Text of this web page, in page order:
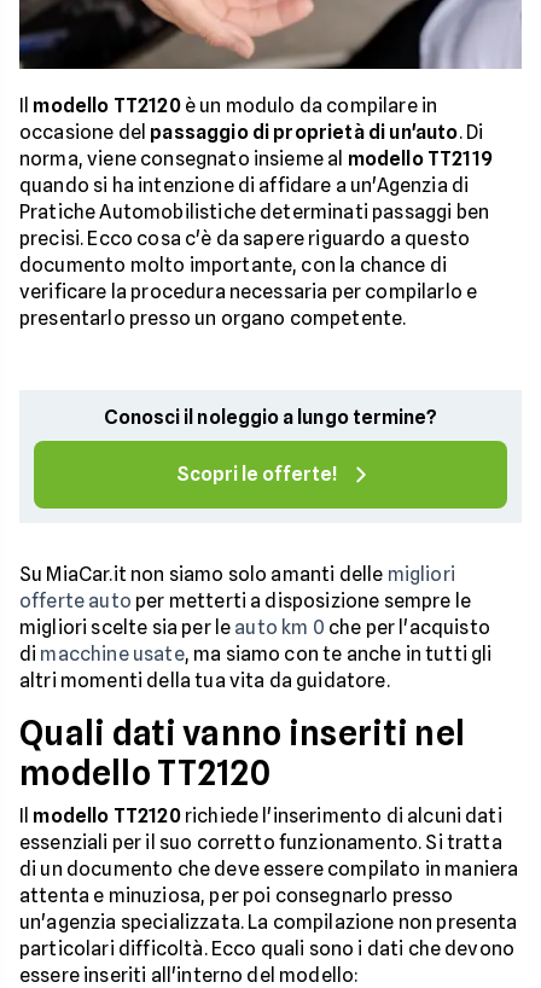
Il modello TT2120è un modulo da compilare in
occasione del passaggio di proprietà di un'auto. Di
norma, viene consegnato insieme al modello TT2119
quando si ha intenzione di affidare a un'Agenzia di
Pratiche Automobilistiche determinati passaggi ben
precisi. Ecco cosa c'è da sapere riguardo a questo
documento molto importante, con la chance di
verificare la procedura necessaria per compilarlo e
presentarlo presso un organo competente.
Conosci il noleggio a lungo termine?
Scopri le offerte!
Su MiaCar.it non siamo solo amanti delle migliori
offerte auto per metterti a disposizione sempre le
migliori scelte sia per le auto km 0 che per l'acquisto
di macchine usate, ma siamo con te anche in tutti gli
altri momenti della tua vita da guidatore.
Quali dati vanno inseriti nel
modello TT2120
Il modello TT2120richiede l'inserimento di alcuni dati
essenziali per il suo corretto funzionamento. Si tratta
di un documento che deve essere compilato in maniera
attenta e minuziosa, per poi consegnarlo presso
un'agenzia specializzata. La compilazione non presenta
particolari difficoltà. Ecco quali sono i dati che devono
essere inseriti all'interno del modello: